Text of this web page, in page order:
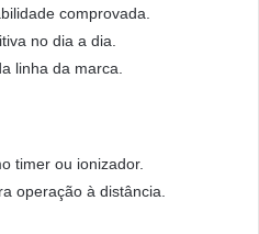
comprovada.
no dia a dia.
linha da marca.
timer ou ionizador.
operação à distância.